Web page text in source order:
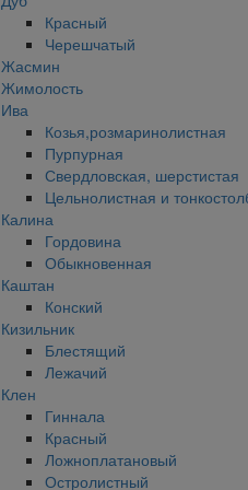
Красный
Черешчатый
Жасмин
Жимолость
Ива
Козья,розмаринолистная
Пурпурная
Свердловская, шерстистая
Цельнолистная и
Калина
Гордовина
Обыкновенная
Каштан
Конский
Кизильник
Блестящий
Лежачий
Клен
Гиннала
Красный
Ложноплатановый
Остролистный